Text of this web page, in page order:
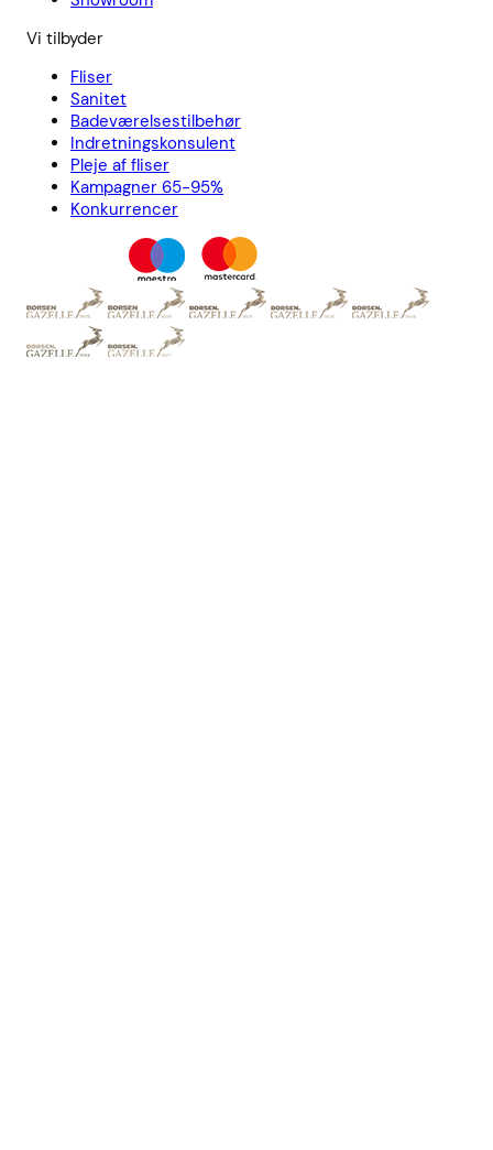
Vi tilbyder
Fliser
Sanitet
Badeværelsestilbehør
Indretningskonsulent
Pleje af fliser
Kampagner 65-95%
Konkurrencer